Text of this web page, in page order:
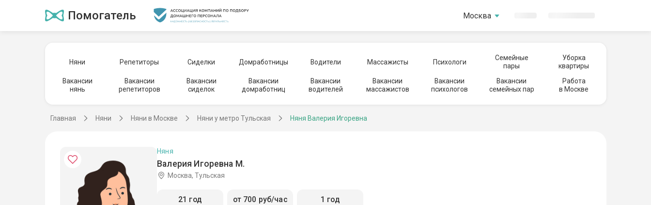
Помогатель Москва
Няни Репетиторы Сиделки Домработницы Водители Массажисты Психологи
Семейные
пары
Уборка
квартиры
Вакансии
нянь
Вакансии
репетиторов
Вакансии
сиделок
Вакансии
домработниц
Вакансии
водителей
Вакансии
массажистов
Вакансии
психологов
Вакансии
семейных пар
Работа
в Москве
Главная Няни Няни в Москве Няни у метро Тульская Няня Валерия Игоревна
Валерия Игоревна М.
Няня
Москва, Тульская
21 год от 700 руб/час 1 год